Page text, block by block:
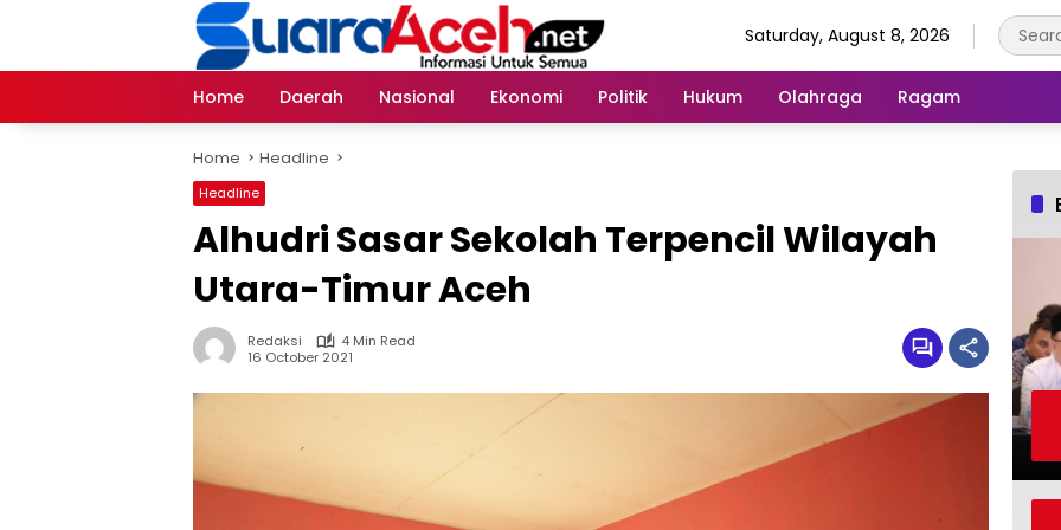
Saturday, August 8, 2026
Home Daerah Nasional Ekonomi Politik Hukum Olahraga Ragam
Home Headline
Headline
Alhudri Sasar Sekolah Terpencil Wilayah
Utara-Timur Aceh
Redaksi
4 Min Read
16 October 2021